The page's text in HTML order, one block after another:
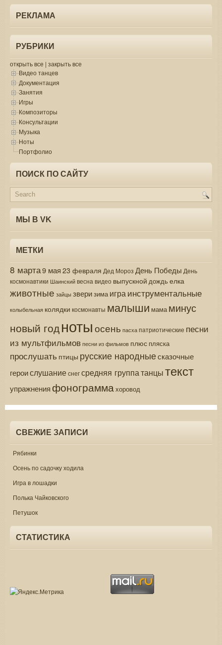
РЕКЛАМА
РУБРИКИ
открыть все | закрыть все
Видео танцев
Документация
Занятия
Игры
Композиторы
Консультации
Музыка
Ноты
Портфолио
ПОИСК ПО САЙТУ
МЫ В VK
МЕТКИ
8 марта9 мая 23 февраля Дед Мороз День Победы День
космонавтики Шаинскийвесна видео выпускной дождь елка
животные зайцы зверизима играинструментальные
колыбельная колядки космонавты малыши мама минус
новый годнотыосень пасха патриотические песни
из мультфильмов песни из фильмов плюс пляска
прослушать птицы русские народныесказочные
героислушаниеснегсредняя группатанцытекст
упражнения фонограммахоровод
СВЕЖИЕ ЗАПИСИ
Рябинки
Осень по садочку ходила
Игра в лошадки
Полька Чайковского
Петушок
СТАТИСТИКА